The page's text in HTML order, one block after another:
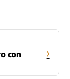
con
›